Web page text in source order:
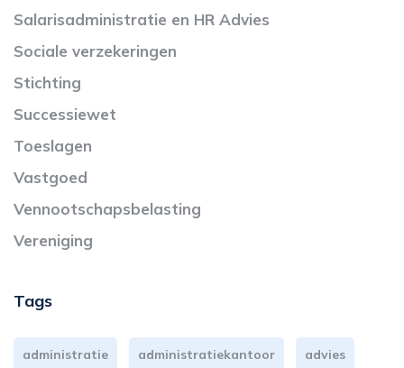
Salarisadministratie en HR Advies
Sociale verzekeringen
Stichting
Successiewet
Toeslagen
Vastgoed
Vennootschapsbelasting
Vereniging
Tags
administratie administratiekantoor advies